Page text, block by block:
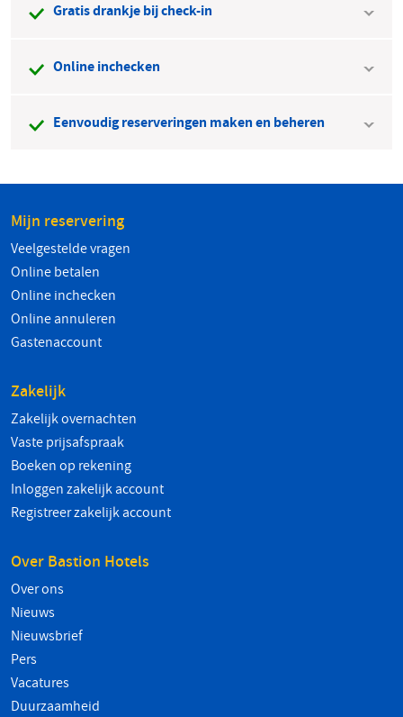
Gratis drankje bij check-in
Online inchecken
Eenvoudig reserveringen maken en beheren
Mijn reservering
Veelgestelde vragen
Online betalen
Online inchecken
Online annuleren
Gastenaccount
Zakelijk
Zakelijk overnachten
Vaste prijsafspraak
Boeken op rekening
Inloggen zakelijk account
Registreer zakelijk account
Over Bastion Hotels
Over ons
Nieuws
Nieuwsbrief
Pers
Vacatures
Duurzaamheid